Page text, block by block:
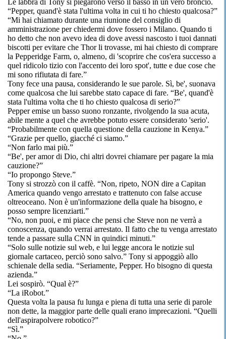
Le labbra di Tony si piegarono verso il basso in un vero broncio.
“Pepper, quand'è stata l'ultima volta in cui ti ho chiesto qualcosa?”
“Mi hai chiamato durante una riunione del consiglio di
amministrazione per chiedermi dove fossero i Milano. Quando ti
ho detto che non avevo idea di dove avessi nascosto i tuoi dannati
biscotti per evitare che Thor li trovasse, mi hai chiesto di comprare
la Pepperidge Farm, o, almeno, di 'scoprire che cos'era successo a
quel ridicolo tizio con l'accento dei loro spot', tutte e due cose che
mi sono rifiutata di fare.”
Tony fece una pausa, considerando le sue parole. Sì, be', suonava
come qualcosa che lui sarebbe stato capace di fare. “Be', quand'è
stata l'ultima volta che ti ho chiesto qualcosa di serio?”
Pepper emise un basso suono ronzante, rivolgendo la sua acuta,
abile mente a quel che avrebbe potuto essere considerato 'serio'.
“Probabilmente con quella questione della cauzione in Kenya.”
“Grazie per quello, giacché ci siamo.”
“Non farlo mai più.”
“Be', per amor di Dio, chi altri dovrei chiamare per pagare la mia
cauzione?”
“Io propongo Steve.”
Tony si strozzò con il caffè. “Non, ripeto, NON dire a Capitan
America quando vengo arrestato e trattenuto con false accuse
oltreoceano. Non è un'informazione della quale ha bisogno, e
posso sempre licenziarti.”
“No, non puoi, e mi piace che pensi che Steve non ne verrà a
conoscenza, quando verrai arrestato. Il fatto che tu venga arrestato
tende a passare sulla CNN in quindici minuti.”
“Solo sulle notizie sul web, e lui legge ancora le notizie sul
giornale cartaceo, perciò sono salvo.” Tony si appoggiò allo
schienale della sedia. “Seriamente, Pepper. Ho bisogno di questa
azienda.”
Lei sospirò. “Qual è?”
“La iRobot.”
Questa volta la pausa fu lunga e piena di tutta una serie di parole
non dette, la maggior parte delle quali erano imprecazioni. “Quelli
dell'aspirapolvere robotico?”
“Sì.”